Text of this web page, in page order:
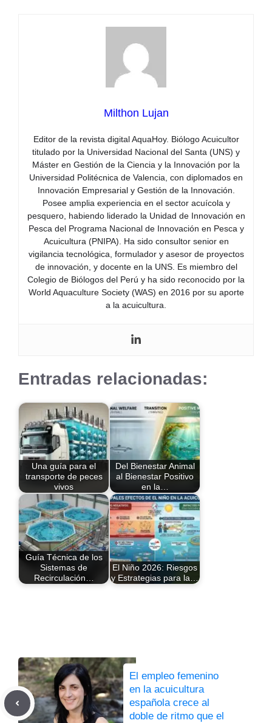
Milthon Lujan
Editor de la revista digital AquaHoy. Biólogo Acuicultor
titulado por la Universidad Nacional del Santa (UNS) y
Máster en Gestión de la Ciencia y la Innovación por la
Universidad Politécnica de Valencia, con diplomados en
Innovación Empresarial y Gestión de la Innovación.
Posee amplia experiencia en el sector acuícola y
pesquero, habiendo liderado la Unidad de Innovación en
Pesca del Programa Nacional de Innovación en Pesca y
Acuicultura (PNIPA). Ha sido consultor senior en
vigilancia tecnológica, formulador y asesor de proyectos
de innovación, y docente en la UNS. Es miembro del
Colegio de Biólogos del Perú y ha sido reconocido por la
World Aquaculture Society (WAS) en 2016 por su aporte
a la acuicultura.
Entradas relacionadas:
Una guía para el
transporte de peces
vivos
Del Bienestar Animal
al Bienestar Positivo
en la…
Guía Técnica de los
Sistemas de
Recirculación…
El Niño 2026: Riesgos
y Estrategias para la…
El empleo femenino
en la acuicultura
española crece al
doble de ritmo que el